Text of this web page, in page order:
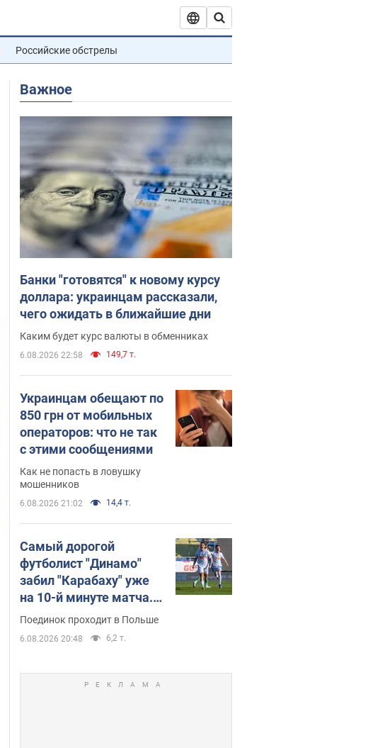
Российские обстрелы
Важное
Банки "готовятся" к новому курсу
доллара: украинцам рассказали,
чего ожидать в ближайшие дни
Каким будет курс валюты в обменниках
6.08.2026 22:58 149,7 т.
Украинцам обещают по
850 грн от мобильных
операторов: что не так
с этими сообщениями
Как не попасть в ловушку
мошенников
6.08.2026 21:02 14,4 т.
Самый дорогой
футболист "Динамо"
забил "Карабаху" уже
на 10-й минуте матча.
Видео
Поединок проходит в Польше
6.08.2026 20:48 6,2 т.